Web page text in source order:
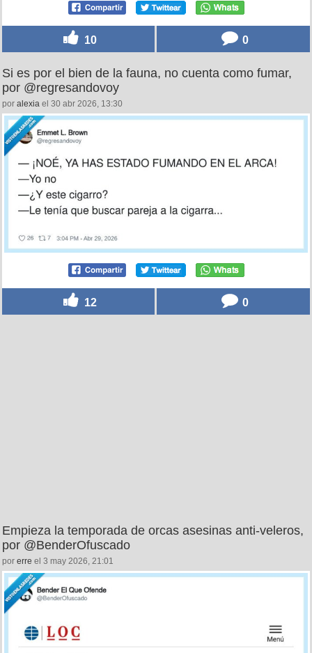
10 0
Si es por el bien de la fauna, no cuenta como fumar,
por @regresandovoy
por alexia el 30 abr 2026, 13:30
12 0
Empieza la temporada de orcas asesinas anti-veleros,
por @BenderOfuscado
por erre el 3 may 2026, 21:01